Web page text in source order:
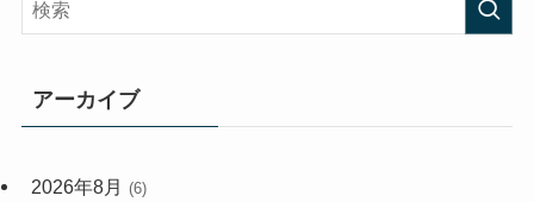
(33)
アーカイブ
2026年8月 (6)